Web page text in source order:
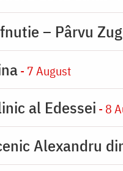
– Pârvu
- 7 August
al Edessei - 8
Alexandru